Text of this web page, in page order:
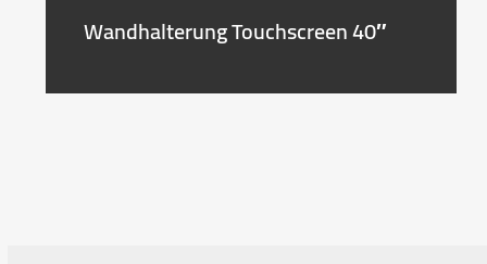
Wandhalterung Touchscreen 40″